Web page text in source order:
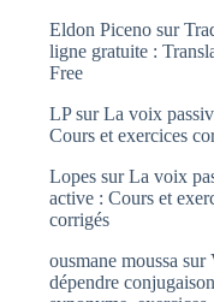
Eldon Piceno sur
ligne gratuite :
Free
LPsurLa voix
Cours et exercices
Lopes surLa voix
active : Cours et
corrigés
ousmane moussa sur
dépendre